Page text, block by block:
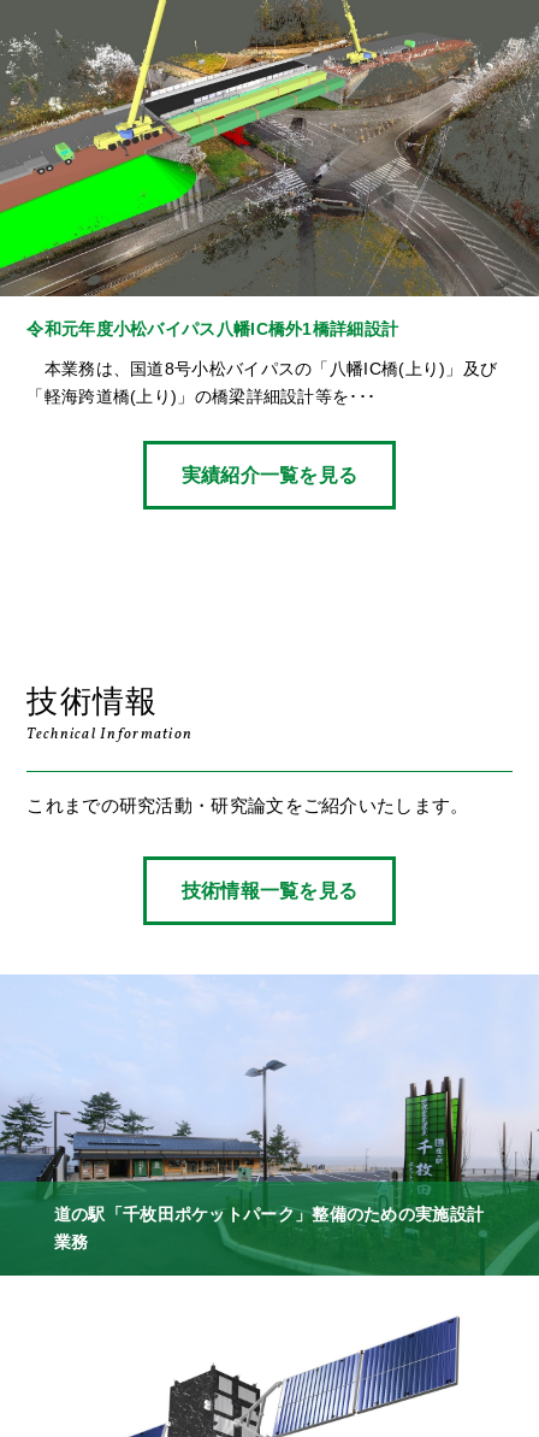
令和元年度小松バイパス八幡IC橋外1橋詳細設計
本業務は、国道8号小松バイパスの「八幡IC橋(上り)」及び
「軽海跨道橋(上り)」の橋梁詳細設計等を･･･
実績紹介一覧を見る
技術情報
Technical Information
これまでの研究活動・研究論文をご紹介いたします。
技術情報一覧を見る
道の駅「千枚田ポケットパーク」整備のための実施設計
業務